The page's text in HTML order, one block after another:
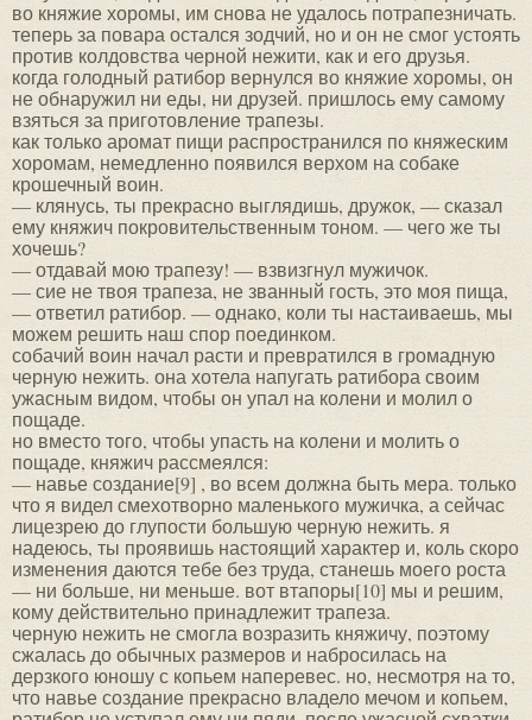
во княжие хоромы, им снова не удалось потрапезничать.
теперь за повара остался зодчий, но и он не смог устоять
против колдовства черной нежити, как и его друзья.
когда голодный ратибор вернулся во княжие хоромы, он
не обнаружил ни еды, ни друзей. пришлось ему самому
взяться за приготовление трапезы.
как только аромат пищи распространился по княжеским
хоромам, немедленно появился верхом на собаке
крошечный воин.
— клянусь, ты прекрасно выглядишь, дружок, — сказал
ему княжич покровительственным тоном. — чего же ты
хочешь?
— отдавай мою трапезу! — взвизгнул мужичок.
— сие не твоя трапеза, не званный гость, это моя пища,
— ответил ратибор. — однако, коли ты настаиваешь, мы
можем решить наш спор поединком.
собачий воин начал расти и превратился в громадную
черную нежить. она хотела напугать ратибора своим
ужасным видом, чтобы он упал на колени и молил о
пощаде.
но вместо того, чтобы упасть на колени и молить о
пощаде, княжич рассмеялся:
— навье создание[9] , во всем должна быть мера. только
что я видел смехотворно маленького мужичка, а сейчас
лицезрею до глупости большую черную нежить. я
надеюсь, ты проявишь настоящий характер и, коль скоро
изменения даются тебе без труда, станешь моего роста
— ни больше, ни меньше. вот втапоры[10] мы и решим,
кому действительно принадлежит трапеза.
черную нежить не смогла возразить княжичу, поэтому
сжалась до обычных размеров и набросилась на
дерзкого юношу с копьем наперевес. но, несмотря на то,
что навье создание прекрасно владело мечом и копьем,